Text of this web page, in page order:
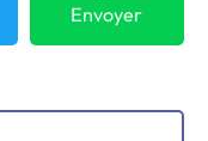
Envoyer